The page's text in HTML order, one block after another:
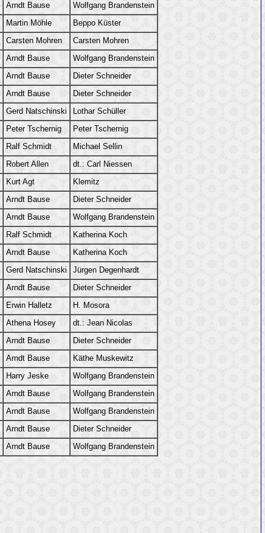
Arndt Bause Wolfgang Brandenstein
Martin Möhle Beppo Küster
Carsten Mohren Carsten Mohren
Arndt Bause Wolfgang Brandenstein
Arndt Bause Dieter Schneider
Arndt Bause Dieter Schneider
Gerd Natschinski Lothar Schüller
Peter Tschernig Peter Tschernig
Ralf Schmidt Michael Sellin
Robert Allen dt.: Carl Niessen
Kurt Agt Klemitz
Arndt Bause Dieter Schneider
Arndt Bause Wolfgang Brandenstein
Ralf Schmidt Katherina Koch
Arndt Bause Katherina Koch
Gerd Natschinski Jürgen Degenhardt
Arndt Bause Dieter Schneider
Erwin Halletz H. Mosora
Athena Hosey dt.: Jean Nicolas
Arndt Bause Dieter Schneider
Arndt Bause Käthe Muskewitz
Harry Jeske Wolfgang Brandenstein
Arndt Bause Wolfgang Brandenstein
Arndt Bause Wolfgang Brandenstein
Arndt Bause Dieter Schneider
Arndt Bause Wolfgang Brandenstein